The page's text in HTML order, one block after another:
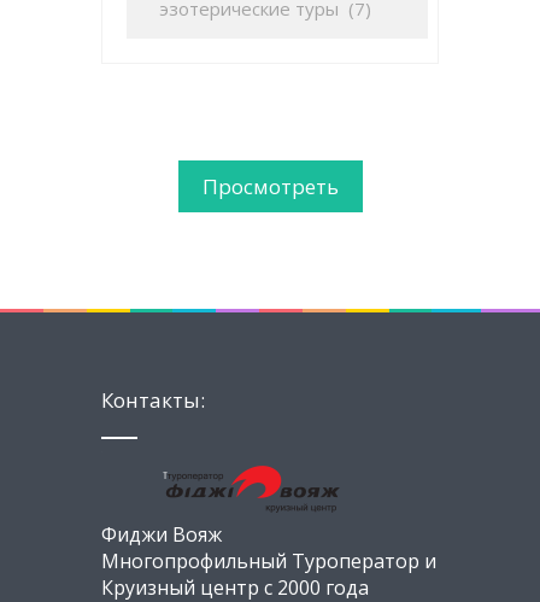
Просмотреть
Контакты:
Фиджи Вояж
Многопрофильный Туроператор и
Круизный центр с 2000 года